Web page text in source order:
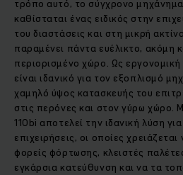
τρόπο αυτό, το σύγχρονο μηχάνημα
καθίσταται ένας ειδικός στην
του διαστάσεις και στη μικρή
παραμένει πάντα ευέλικτο, ακόμη
περιορισμένο χώρο. Ως
είναι ιδανικό για τον εξοπλισμό
χαμηλό ύψος κατασκευής του
στις περόνες και στον γύρω χώρο.
110bi αποτελεί την ιδανική λύση
επιχειρήσεις, οι οποίες
φορείς φόρτωσης, κλειστές
εγκάρσια κατεύθυνση και να τα